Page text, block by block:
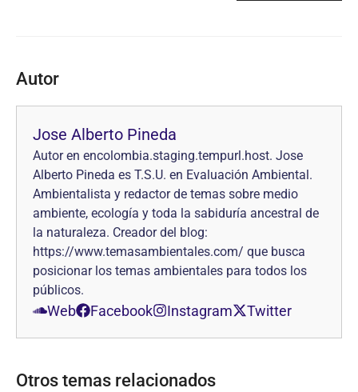
Autor
Jose Alberto Pineda
Autor en encolombia.staging.tempurl.host. Jose
Alberto Pineda es T.S.U. en Evaluación Ambiental.
Ambientalista y redactor de temas sobre medio
ambiente, ecología y toda la sabiduría ancestral de
la naturaleza. Creador del blog:
https://www.temasambientales.com/ que busca
posicionar los temas ambientales para todos los
públicos.
Web Facebook Instagram Twitter
Otros temas relacionados